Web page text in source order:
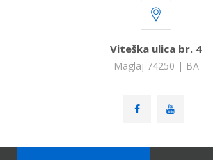
Viteška ulica br. 4
Maglaj 74250 | BA